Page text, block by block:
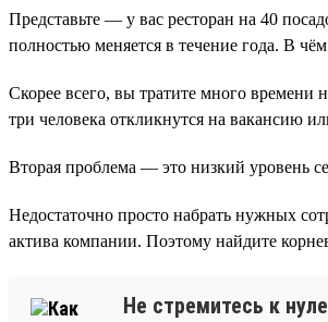
Представьте — у вас ресторан на 40
полностью меняется в течение года. В
Скорее всего, вы тратите много времени
три человека откликнутся на вакансию
Вторая проблема — это низкий уровень
Недостаточно просто набрать нужных
актива компании. Поэтому найдите
Не стремитесь к